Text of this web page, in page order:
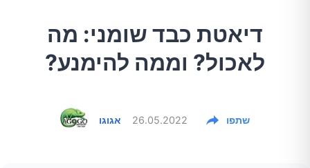
דיאטת כבד שומני: מה
לאכול? וממה להימנע?
אגוגו 26.05.2022 שתפו